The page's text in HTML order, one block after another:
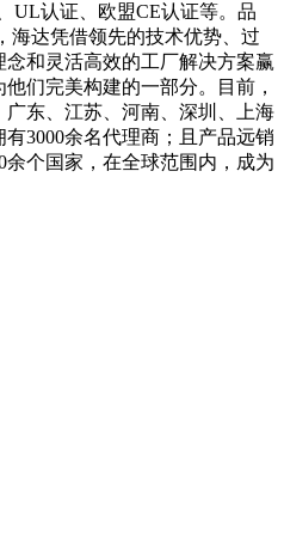
UL认证、欧盟CE认证等。品
海达凭借领先的技术优势、过
和灵活高效的工厂解决方案赢
们完美构建的一部分。目前，
东、江苏、河南、深圳、上海
3000余名代理商；且产品远销
个国家，在全球范围内，成为